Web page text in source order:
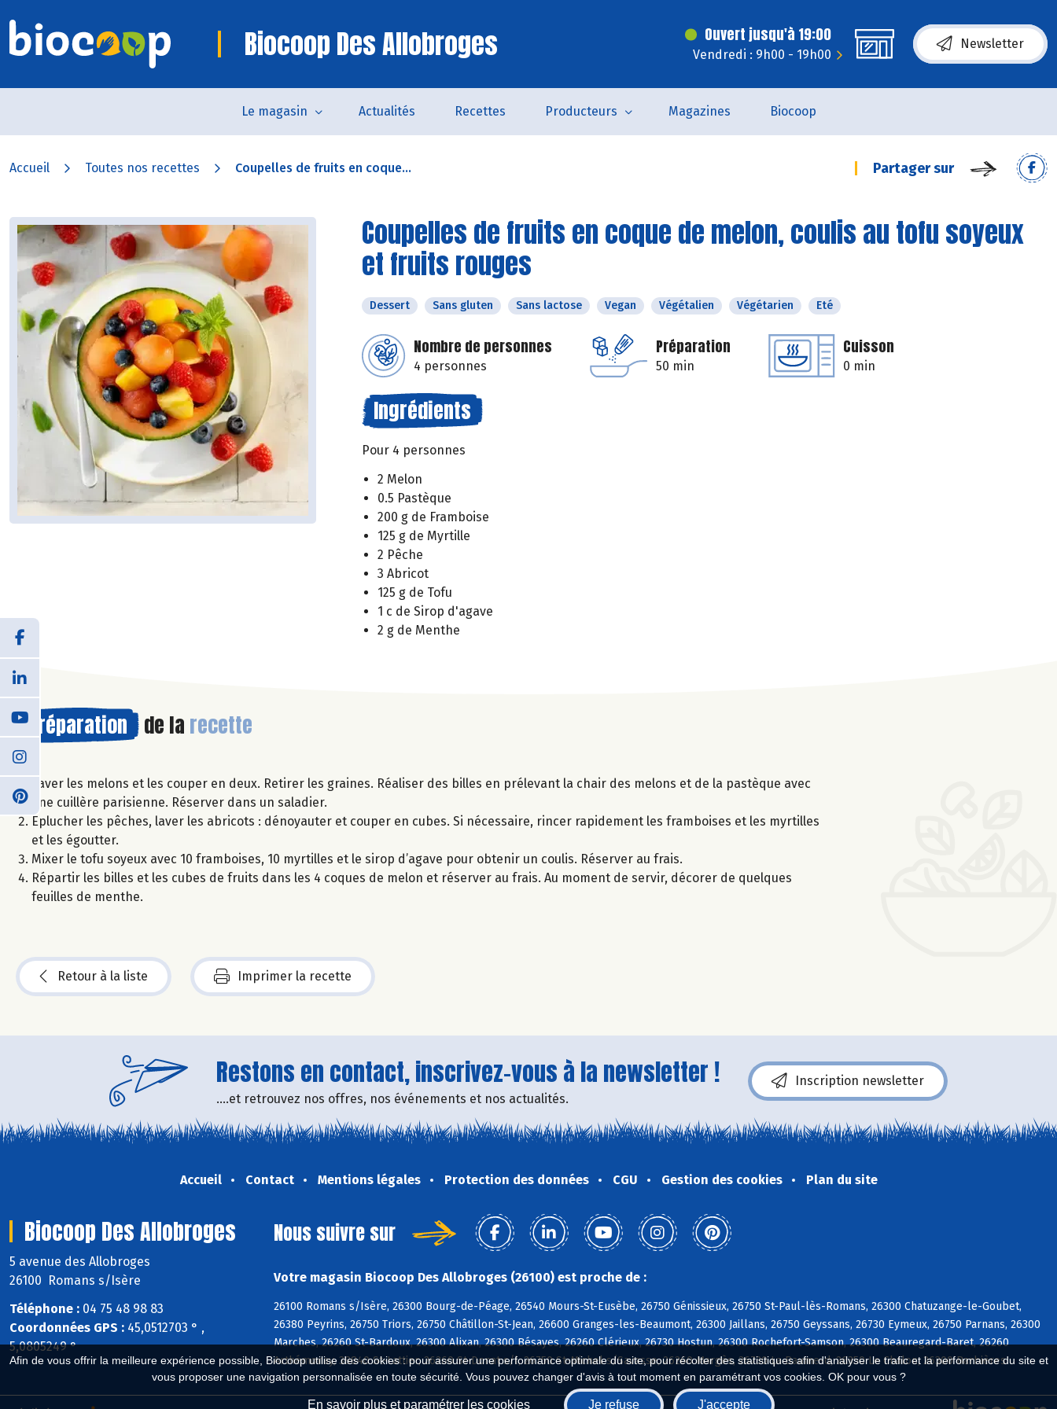
Afin de vous offrir la meilleure expérience possible, Biocoop utilise des cookies : pour assurer une performance optimale du site, pour récolter des statistiques afin d'analyser le trafic et la performance du site et
vous proposer une navigation personnalisée en toute sécurité. Vous pouvez changer d'avis à tout moment en paramétrant vos cookies. OK pour vous ?
En savoir plus et paramétrer les cookies Je refuse J'accepte
Biocoop Des Allobroges Ouvert jusqu'à 19:00
Vendredi : 9h00 - 19h00
Newsletter
Le magasin Actualités Recettes Producteurs Magazines Biocoop
Accueil Toutes nos recettes Coupelles de fruits en coque... Partager sur
Coupelles de fruits en coque de melon, coulis au tofu soyeux
et fruits rouges
Dessert Sans gluten Sans lactose Vegan Végétalien Végétarien Eté
Nombre de personnes
4 personnes
Préparation
50 min
Cuisson
0 min
Ingrédients
Pour 4 personnes
2 Melon
0.5 Pastèque
200 g de Framboise
125 g de Myrtille
2 Pêche
3 Abricot
125 g de Tofu
1 c de Sirop d'agave
2 g de Menthe
Préparation de la recette
Laver les melons et les couper en deux. Retirer les graines. Réaliser des billes en prélevant la chair des melons et de la pastèque avec
une cuillère parisienne. Réserver dans un saladier.
Eplucher les pêches, laver les abricots : dénoyauter et couper en cubes. Si nécessaire, rincer rapidement les framboises et les myrtilles
et les égoutter.
Mixer le tofu soyeux avec 10 framboises, 10 myrtilles et le sirop d’agave pour obtenir un coulis. Réserver au frais.
Répartir les billes et les cubes de fruits dans les 4 coques de melon et réserver au frais. Au moment de servir, décorer de quelques
feuilles de menthe.
Retour à la liste Imprimer la recette
Restons en contact, inscrivez-vous à la newsletter !
....et retrouvez nos offres, nos événements et nos actualités.
Inscription newsletter
Accueil Contact Mentions légales Protection des données CGU Gestion des cookies Plan du site
Biocoop Des Allobroges
5 avenue des Allobroges
26100 Romans s/Isère
Téléphone : 04 75 48 98 83
Coordonnées GPS : 45,0512703 ° ,
5,0805249 °
Nous suivre sur
Votre magasin Biocoop Des Allobroges (26100) est proche de :
26100 Romans s/Isère, 26300 Bourg-de-Péage, 26540 Mours-St-Eusèbe, 26750 Génissieux, 26750 St-Paul-lès-Romans, 26300 Chatuzange-le-Goubet,
26380 Peyrins, 26750 Triors, 26750 Châtillon-St-Jean, 26600 Granges-les-Beaumont, 26300 Jaillans, 26750 Geyssans, 26730 Eymeux, 26750 Parnans, 26300
Marches, 26260 St-Bardoux, 26300 Alixan, 26300 Bésayes, 26260 Clérieux, 26730 Hostun, 26300 Rochefort-Samson, 26300 Beauregard-Baret, 26260
Arthémonay, 38840 St-Lattier, 26260 St-Donat s/l, 26750 St-Michel s/Savasse, 26260 Margès, 26730 La Baume-d, 26350 Le Chalon, 26300 Barbières